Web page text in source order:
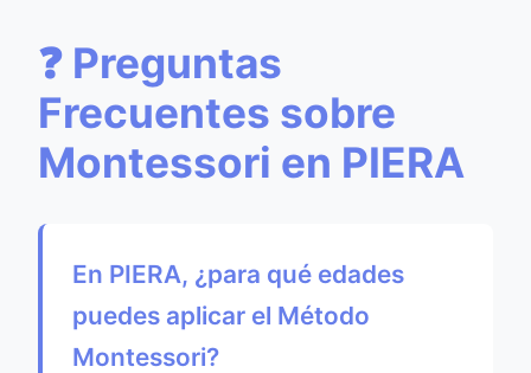
❓ Preguntas
Frecuentes sobre
Montessori en PIERA
En PIERA, ¿para qué edades
puedes aplicar el Método
Montessori?